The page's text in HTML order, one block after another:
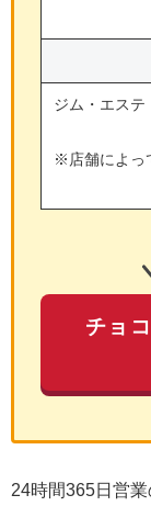
ジム・エステ
※店舗によっ
チョ
24時間365日営